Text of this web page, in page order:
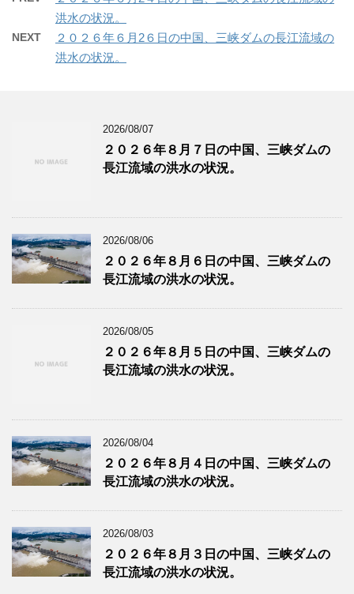
洪水の状況。
NEXT
２０２６年６月2６日の中国、三峡ダムの長江流域の
洪水の状況。
2026/08/07
２０２６年８月７日の中国、三峡ダムの
長江流域の洪水の状況。
2026/08/06
２０２６年８月６日の中国、三峡ダムの
長江流域の洪水の状況。
2026/08/05
２０２６年８月５日の中国、三峡ダムの
長江流域の洪水の状況。
2026/08/04
２０２６年８月４日の中国、三峡ダムの
長江流域の洪水の状況。
2026/08/03
２０２６年８月３日の中国、三峡ダムの
長江流域の洪水の状況。